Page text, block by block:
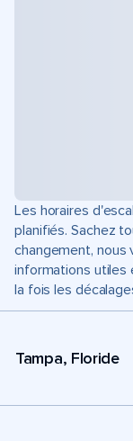
Les horaires
planifiés. Sachez
changement, nous
informations utiles
la fois les
Tampa, Floride